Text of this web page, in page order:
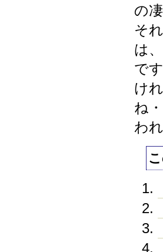
の
そ
は
で
け
ね
わ